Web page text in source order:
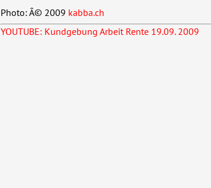
Photo: Â© 2009 kabba.ch
YOUTUBE: Kundgebung Arbeit Rente 19.09. 2009